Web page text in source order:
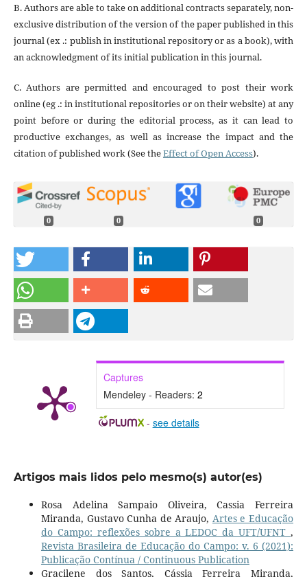
B. Authors are able to take on additional contracts separately, non-
exclusive distribution of the version of the paper published in this
journal (ex .: publish in institutional repository or as a book), with
an acknowledgment of its initial publication in this journal.
C. Authors are permitted and encouraged to post their work
online (eg .: in institutional repositories or on their website) at any
point before or during the editorial process, as it can lead to
productive exchanges, as well as increase the impact and the
citation of published work (See theEffect of Open Access).
0 0 0
Captures
Mendeley - Readers: 2
- see details
Artigos mais lidos pelo mesmo(s) autor(es)
Rosa Adelina Sampaio Oliveira, Cassia Ferreira
Miranda, Gustavo Cunha de Araujo, Artes e Educação
do Campo: reflexões sobre a LEDOC da UFT/UFNT,
Revista Brasileira de Educação do Campo: v. 6 (2021):
Publicação Contínua / Continuous Publication
Gracilene dos Santos, Cássia Ferreira Miranda,